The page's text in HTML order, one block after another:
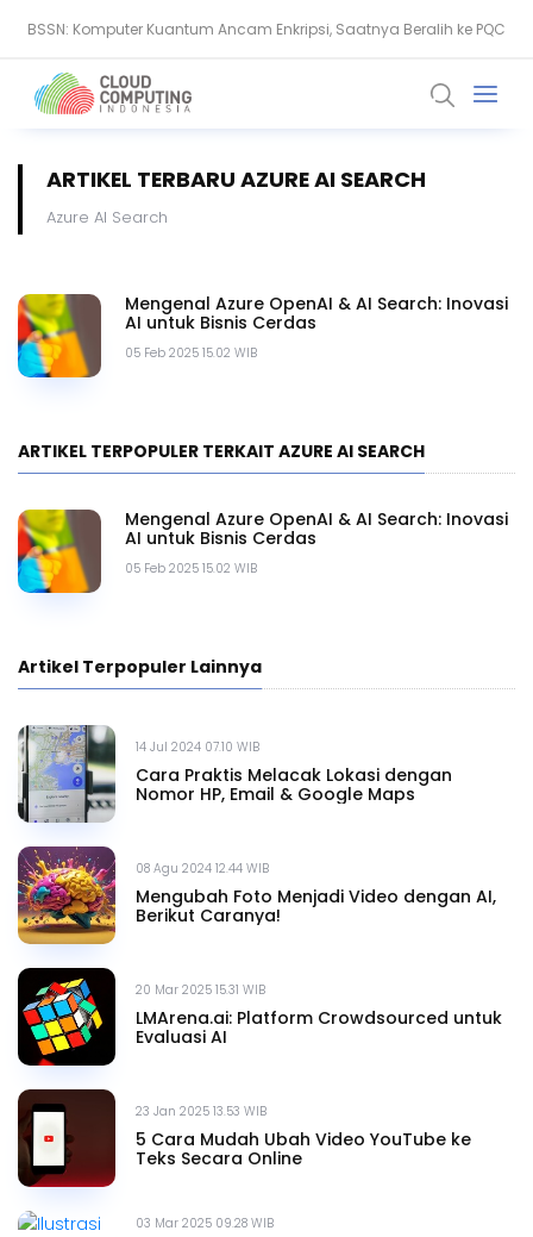
BSSN: Komputer Kuantum Ancam Enkripsi, Saatnya Beralih ke PQC
Serangan Siber Terkoordinasi Ganggu Layanan Air di Minnesota
ARTIKEL TERBARU AZURE AI SEARCH
Azure AI Search
05 Feb 2025 15.02 WIB
Mengenal Azure OpenAI & AI Search: Inovasi
AI untuk Bisnis Cerdas
ARTIKEL TERPOPULER TERKAIT AZURE AI SEARCH
05 Feb 2025 15.02 WIB
Mengenal Azure OpenAI & AI Search: Inovasi
AI untuk Bisnis Cerdas
Artikel Terpopuler Lainnya
14 Jul 2024 07.10 WIB
Cara Praktis Melacak Lokasi dengan
Nomor HP, Email & Google Maps
08 Agu 2024 12.44 WIB
Mengubah Foto Menjadi Video dengan AI,
Berikut Caranya!
20 Mar 2025 15.31 WIB
LMArena.ai: Platform Crowdsourced untuk
Evaluasi AI
23 Jan 2025 13.53 WIB
5 Cara Mudah Ubah Video YouTube ke
Teks Secara Online
03 Mar 2025 09.28 WIB